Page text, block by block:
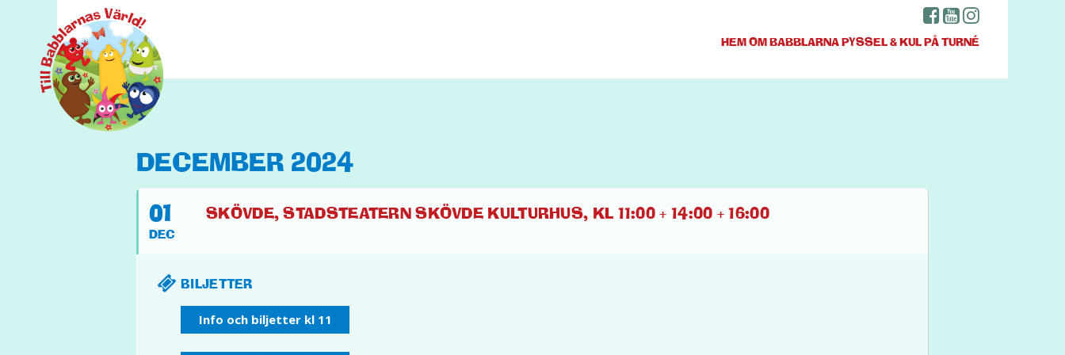
HEMOM BABBLARNAPYSSEL & KULPÅ TURNÉ
DECEMBER 2024
01
DEC
SKÖVDE, STADSTEATERN SKÖVDE KULTURHUS, KL 11:00 + 14:00 + 16:00
BILJETTER
Info och biljetter kl 11